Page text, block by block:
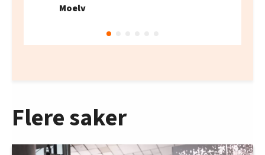
Moelv
Flere saker